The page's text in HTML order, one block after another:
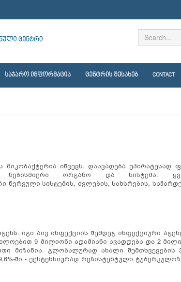
ᲡᲐᲯᲐᲠᲝ ᲘᲜᲤᲝᲠᲛᲐᲪᲘᲐ ᲪᲔᲜᲢᲠᲘᲡ ᲨᲔᲡᲐᲮᲔᲑ CONTACT
იწვევს. დაავადება უპირატესად
ორგანო და სისტემა.
ნერვული სისტემის, ძვლების, სახსრების,
იგი აივ ინფექციის შემდეგ ინფექციური
9 მილიონი ადამიანი ავადდება და 2
მიზანია. გლობალურად ახალი შემთხვევების
ში - ექსტენსიურად რეზისტენტული